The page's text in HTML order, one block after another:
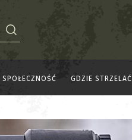
SPOŁECZNOŚĆ GDZIE STRZELAĆ